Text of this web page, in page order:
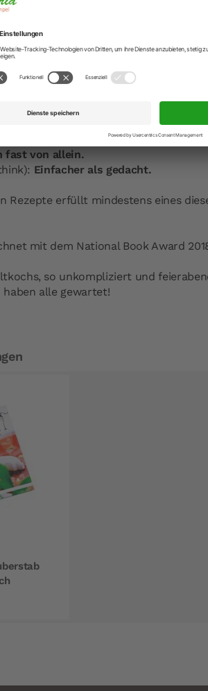
wird in „Simple“ komplett neu
– je nach Laune, Kochstil oder
Gericht. Fürs einfache Kochen hat
entwickelt und sie zur Übersicht
less):Nicht mehr als 10 Zutaten.
fast von allein.
Einfacher als gedacht.
Rezepte erfüllt mindestens eines
mit dem National Book Award
so unkompliziert und
alle gewartet!